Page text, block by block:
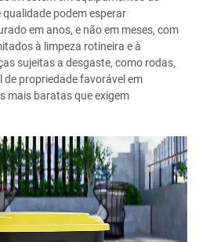
podem esperar
em anos, e não em meses, com
à limpeza rotineira e à
sujeitas a desgaste, como rodas,
propriedade favorável em
mais baratas que exigem